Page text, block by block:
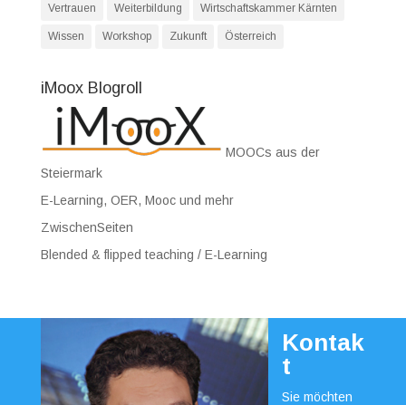
Vertrauen Weiterbildung Wirtschaftskammer Kärnten
Wissen Workshop Zukunft Österreich
iMoox Blogroll
MOOCs aus der
Steiermark
E-Learning, OER, Mooc und mehr
ZwischenSeiten
Blended & flipped teaching / E-Learning
Kontak
t
Sie möchten